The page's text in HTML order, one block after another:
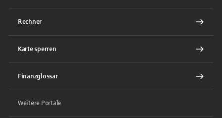
Rechner
Karte sperren
Finanzglossar
Weitere Portale